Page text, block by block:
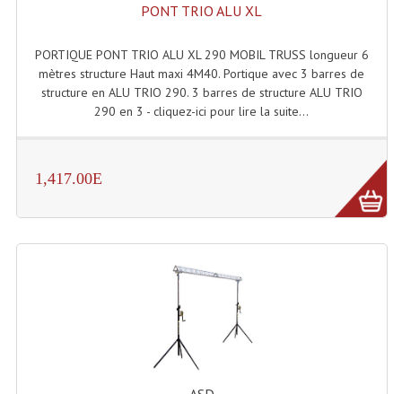
PONT TRIO ALU XL
PORTIQUE PONT TRIO ALU XL 290 MOBIL TRUSS longueur 6
mètres structure Haut maxi 4M40. Portique avec 3 barres de
structure en ALU TRIO 290. 3 barres de structure ALU TRIO
290 en 3 - cliquez-ici pour lire la suite...
1,417.00E